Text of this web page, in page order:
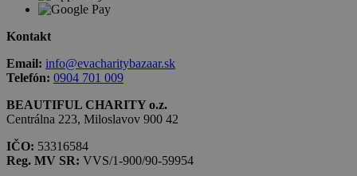
Kontakt
Email: info@evacharitybazaar.sk
Telefón: 0904 701 009
BEAUTIFUL CHARITY o.z.
Centrálna 223, Miloslavov 900 42
IČO: 53316584
Reg. MV SR: VVS/1-900/90-59954